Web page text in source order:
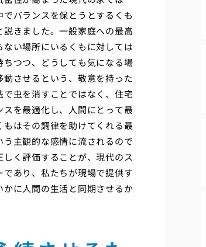
バランスを保とうとするくも
きました。一般家庭への最高
い場所にいるくもに対しては
ちつつ、どうしても気になる場
させるという、敬意を持った
虫を消すことではなく、住宅
を最適化し、人間にとって最
はその調律を助けてくれる最
主観的な感情に流されるので
く評価することが、現代のス
あり、私たちが現場で提供す
に人間の生活と同期させるか